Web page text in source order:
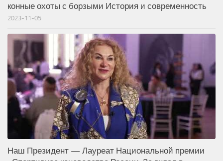
конные охоты с борзыми История и современность
2023-11-05
Наш Президент — Лауреат Национальной премии